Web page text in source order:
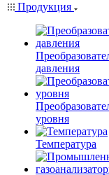
Продукция
давления
уровня
Температура